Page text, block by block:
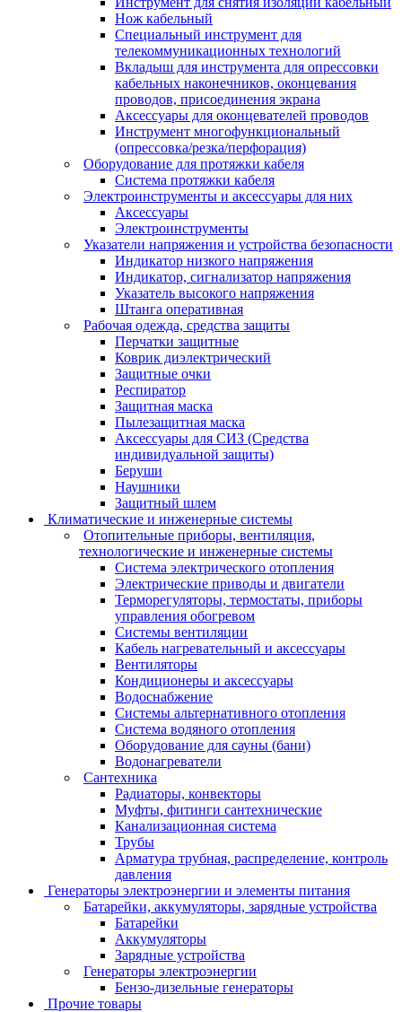
Нож кабельный
Специальный инструмент для
телекоммуникационных технологий
Вкладыш для инструмента для опрессовки
кабельных наконечников, оконцевания
проводов, присоединения экрана
Аксессуары для оконцевателей проводов
Инструмент многофункциональный
(опрессовка/резка/перфорация)
Оборудование для протяжки кабеля
Система протяжки кабеля
Электроинструменты и аксессуары для них
Аксессуары
Электроинструменты
Указатели напряжения и устройства безопасности
Индикатор низкого напряжения
Индикатор, сигнализатор напряжения
Указатель высокого напряжения
Штанга оперативная
Рабочая одежда, средства защиты
Перчатки защитные
Коврик диэлектрический
Защитные очки
Респиратор
Защитная маска
Пылезащитная маска
Аксессуары для СИЗ (Средства
индивидуальной защиты)
Беруши
Наушники
Защитный шлем
Климатические и инженерные системы
Отопительные приборы, вентиляция,
технологические и инженерные системы
Система электрического отопления
Электрические приводы и двигатели
Терморегуляторы, термостаты, приборы
управления обогревом
Системы вентиляции
Кабель нагревательный и аксессуары
Вентиляторы
Кондиционеры и аксессуары
Водоснабжение
Системы альтернативного отопления
Система водяного отопления
Оборудование для сауны (бани)
Водонагреватели
Сантехника
Радиаторы, конвекторы
Муфты, фитинги сантехнические
Канализационная система
Трубы
Арматура трубная, распределение, контроль
давления
Генераторы электроэнергии и элементы питания
Батарейки, аккумуляторы, зарядные устройства
Батарейки
Аккумуляторы
Зарядные устройства
Генераторы электроэнергии
Бензо-дизельные генераторы
Прочие товары